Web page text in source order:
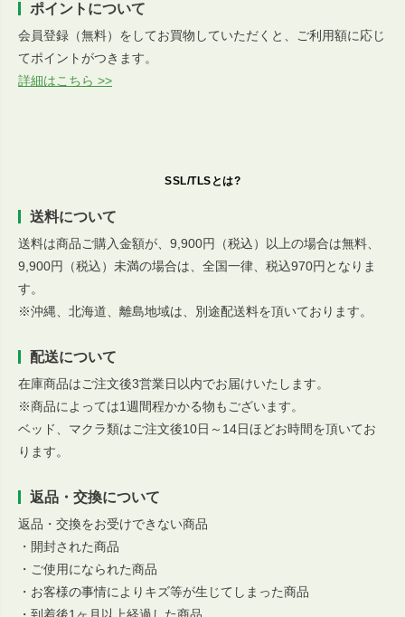
ポイントについて
会員登録（無料）をしてお買物していただくと、ご利用額に応じ
てポイントがつきます。
詳細はこちら >>
SSL/TLSとは?
送料について
送料は商品ご購入金額が、9,900円（税込）以上の場合は無料、
9,900円（税込）未満の場合は、全国一律、税込970円となりま
す。
※沖縄、北海道、離島地域は、別途配送料を頂いております。
配送について
在庫商品はご注文後3営業日以内でお届けいたします。
※商品によっては1週間程かかる物もございます。
ベッド、マクラ類はご注文後10日～14日ほどお時間を頂いてお
ります。
返品・交換について
返品・交換をお受けできない商品
・開封された商品
・ご使用になられた商品
・お客様の事情によりキズ等が生じてしまった商品